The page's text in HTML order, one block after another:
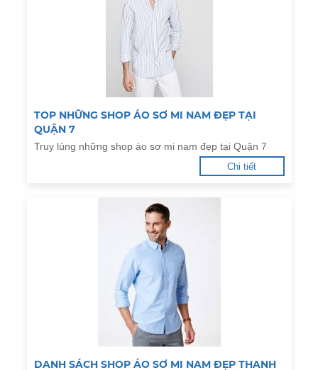
TOP NHỮNG SHOP ÁO SƠ MI NAM ĐẸP TẠI
QUẬN 7
Truy lùng những shop áo sơ mi nam đẹp tại Quận 7
Chi tiết
DANH SÁCH SHOP ÁO SƠ MI NAM ĐẸP THANH